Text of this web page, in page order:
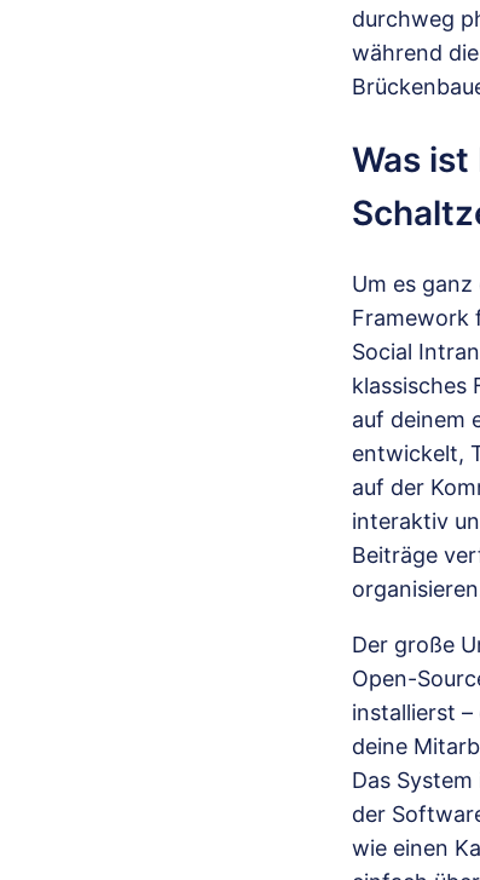
durchweg
während
Was
Um es
Framework
Social
klassisches
auf deinem
entwickelt,
auf der
interaktiv
Beiträge
Der große
Open-
installierst
deine
Das
der
wie einen